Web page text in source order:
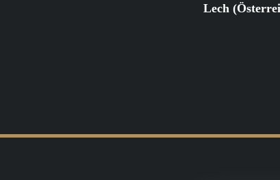
Lech